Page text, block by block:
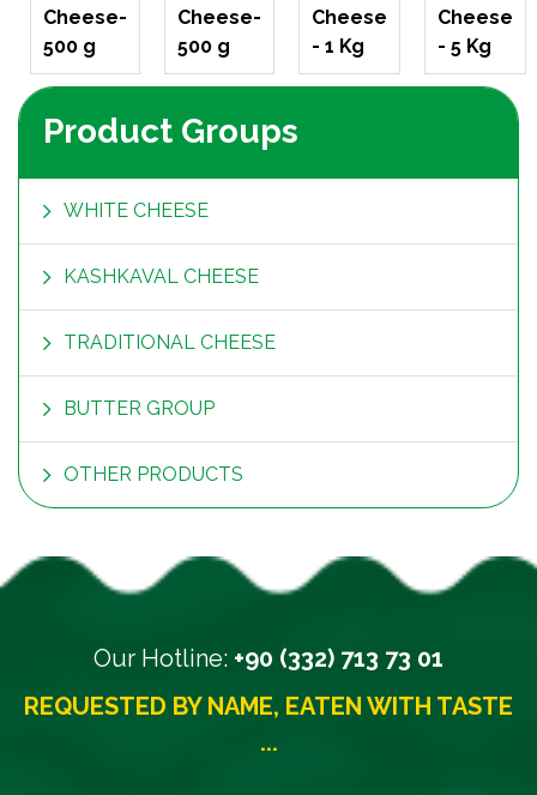
Cheese-
500 g
Cheese-
500 g
Cheese
- 1 Kg
Cheese
- 5 Kg
Product Groups
WHITE CHEESE
KASHKAVAL CHEESE
TRADITIONAL CHEESE
BUTTER GROUP
OTHER PRODUCTS
Our Hotline: +90 (332) 713 73 01
REQUESTED BY NAME, EATEN WITH TASTE
...